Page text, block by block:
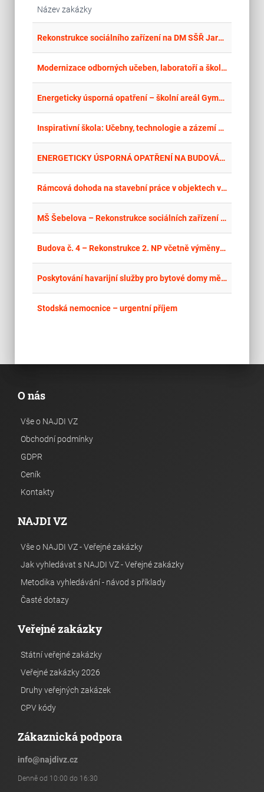
Název zakázky
Rekonstrukce sociálního zařízení na DM SŠŘ Jaroměř
Modernizace odborných učeben, laboratoří a školních dílen na SPŠ A VOŠ Kladno – stavební úpravy
Energeticky úsporná opatření – školní areál Gymnázia a SOŠ, ul. Mládežníků 1115, Rokycany - stavba
Inspirativní škola: Učebny, technologie a zázemí pro každého žáka – stavební práce
ENERGETICKY ÚSPORNÁ OPATŘENÍ NA BUDOVÁCH KAMPUSU A ŘEŠENÍ JEJICH BEZBARIÉROVOSTI
Rámcová dohoda na stavební práce v objektech ve správě MČ Brno-střed
MŠ Šebelova – Rekonstrukce sociálních zařízení včetně výměny instalací vody a kanalizace
Budova č. 4 – Rekonstrukce 2. NP včetně výměny oken, zateplení a fasády
Poskytování havarijní služby pro bytové domy městské části Brno-Černovice
Stodská nemocnice – urgentní příjem
O nás
Vše o NAJDI VZ
Obchodní podmínky
GDPR
Ceník
Kontakty
NAJDI VZ
Vše o NAJDI VZ - Veřejné zakázky
Jak vyhledávat s NAJDI VZ - Veřejné zakázky
Metodika vyhledávání - návod s příklady
Časté dotazy
Veřejné zakázky
Státní veřejné zakázky
Veřejné zakázky 2026
Druhy veřejných zakázek
CPV kódy
Zákaznická podpora
info@najdivz.cz
Denně od 10:00 do 16:30